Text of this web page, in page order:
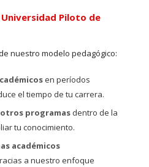
Piloto de
nuestro modelo pedagógico:
en períodos
el tiempo de tu carrera.
otros programas dentro de la
tu conocimiento.
académicos
a nuestro enfoque